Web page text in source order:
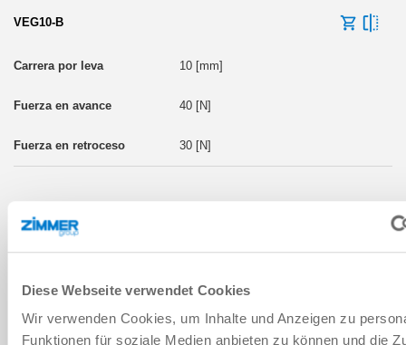
Diese Webseite verwendet Cookies
Wir verwenden Cookies, um Inhalte und Anzeigen zu
Funktionen für soziale Medien anbieten zu können und die
VEG10-B
10 [mm]
40 [N]
30 [N]
TAMAÑO CONSTRUCTIVO: VEG14
VEG14-B
20 [mm]